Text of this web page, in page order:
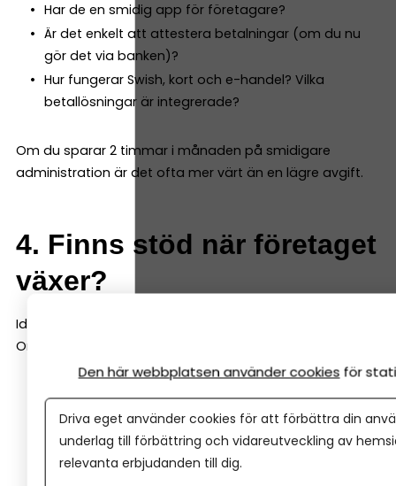
Har de en smidig app för företagare?
Är det enkelt att attestera betalningar (om du nu
gör det via banken)?
Hur fungerar Swish, kort och e-handel? Vilka
betallösningar är integrerade?
Om du sparar 2 timmar i månaden på smidigare
administration är det ofta mer värt än en lägre avgift.
4. Finns stöd när företaget
växer?
Idag kanske du bara behöver ett konto.
Om två år kanske du behöver:
Företagslån
Leasing
Rådgivning kring investeringar
Den här webbplatsen använder cookies för
Driva eget använder cookies för att förbättra din
underlag till förbättring och vidareutveckling av
relevanta erbjudanden till dig.